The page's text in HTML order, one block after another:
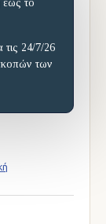
έως το
24/7/26
των